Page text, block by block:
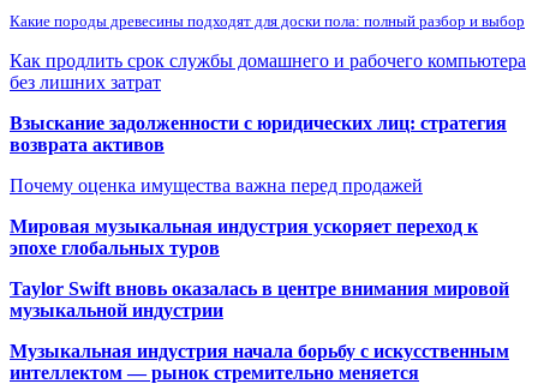
Какие породы древесины подходят для доски пола: полный разбор и выбор
Как продлить срок службы домашнего и рабочего компьютера
без лишних затрат
Взыскание задолженности с юридических лиц: стратегия
возврата активов
Почему оценка имущества важна перед продажей
Мировая музыкальная индустрия ускоряет переход к
эпохе глобальных туров
Taylor Swift вновь оказалась в центре внимания мировой
музыкальной индустрии
Музыкальная индустрия начала борьбу с искусственным
интеллектом — рынок стремительно меняется